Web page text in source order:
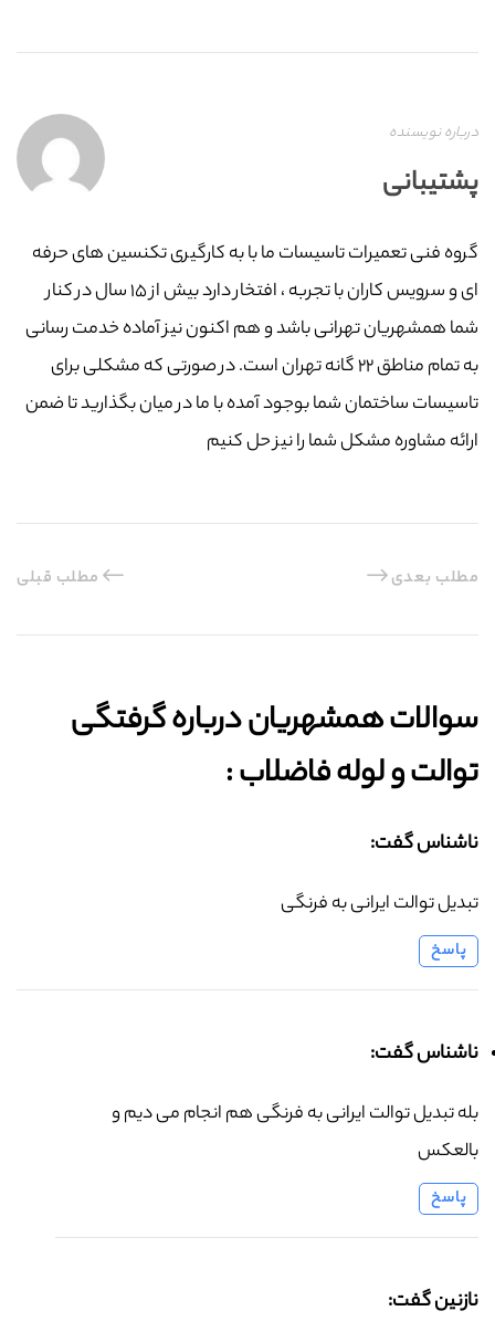
درباره نویسنده
پشتیبانی
گروه فنی تعمیرات تاسیسات ما با به‌ کارگیری تکنسین های حرفه
ای و سرویس کاران با تجربه ، افتخار دارد بیش از ۱۵ سال در کنار
شما همشهریان تهرانی باشد و هم اکنون نیز آماده خدمت رسانی
به تمام مناطق ۲۲ گانه تهران است. در صورتی که مشکلی برای
تاسیسات ساختمان شما بوجود آمده با ما در میان بگذارید تا ضمن
ارائه مشاوره مشکل شما را نیز حل کنیم
مطلب قبلی مطلب بعدی
سوالات همشهریان درباره گرفتگی
توالت و لوله فاضلاب :‌
ناشناس گفت:
تبدیل توالت ایرانی به فرنگی
پاسخ
ناشناس گفت:
بله تبدیل توالت ایرانی به فرنگی هم انجام می دیم و
بالعکس
پاسخ
نازنین گفت: